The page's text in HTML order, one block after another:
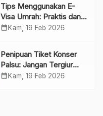
Tips Menggunakan E-
Visa Umrah: Praktis dan
Cepat
calendar_month Kam, 19 Feb 2026
Penipuan Tiket Konser
Palsu: Jangan Tergiur
Penjualan di Media Sosial
calendar_month Kam, 19 Feb 2026